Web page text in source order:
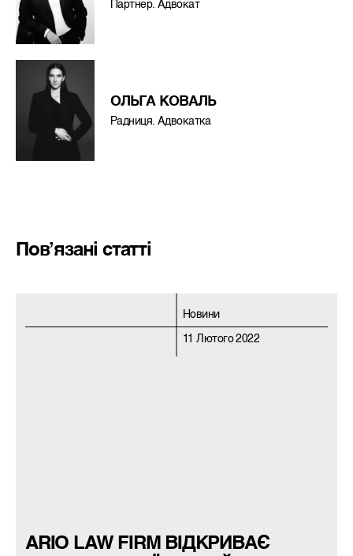
Партнер. Адвокат
ОЛЬГА КОВАЛЬ
Радниця. Адвокатка
Пов’язані статті
Новини
11 Лютого 2022
ARIO LAW FIRM ВІДКРИВАЄ